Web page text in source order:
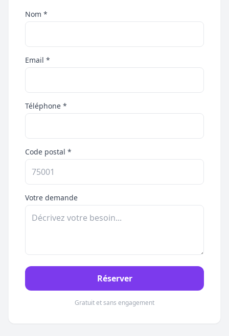
Nom *
Email *
Téléphone *
Code postal *
Votre demande
Réserver
Gratuit et sans engagement